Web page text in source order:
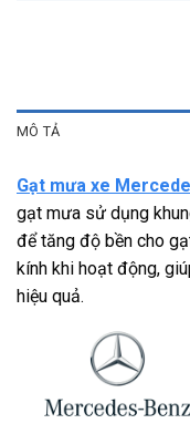
MÔ TẢ
Gạt mưa xe
gạt mưa sử dụng
để tăng độ bền cho
kính khi hoạt động,
hiệu quả.